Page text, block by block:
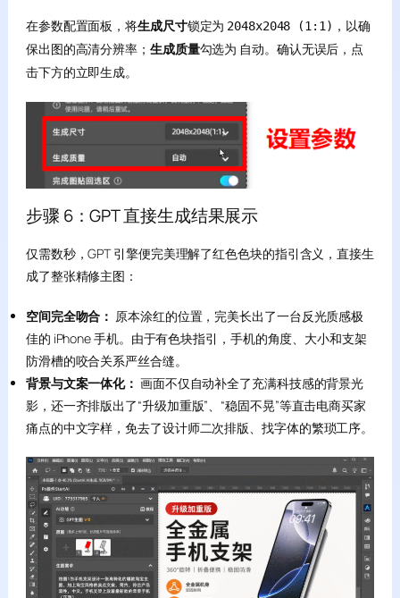
在参数配置面板，将生成尺寸锁定为 2048x2048 (1:1) ，以确
保出图的高清分辨率； 生成质量勾选为 自动。确认无误后，点
击下方的立即生成。
步骤 6：GPT 直接生成结果展示
仅需数秒，GPT 引擎便完美理解了红色色块的指引含义，直接生
成了整张精修主图：
空间完全吻合： 原本涂红的位置，完美长出了一台反光质感极
佳的 iPhone 手机。由于有色块指引，手机的角度、大小和支架
防滑槽的咬合关系严丝合缝。
背景与文案一体化： 画面不仅自动补全了充满科技感的背景光
影，还一齐排版出了“升级加重版”、“稳固不晃”等直击电商买家
痛点的中文字样，免去了设计师二次排版、找字体的繁琐工序。